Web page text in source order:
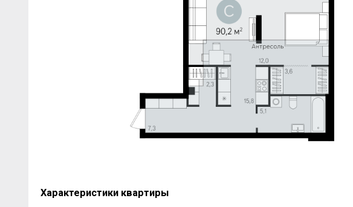
Характеристики квартиры